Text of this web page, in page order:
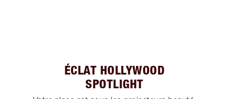
ÉCLAT HOLLYWOOD
SPOTLIGHT